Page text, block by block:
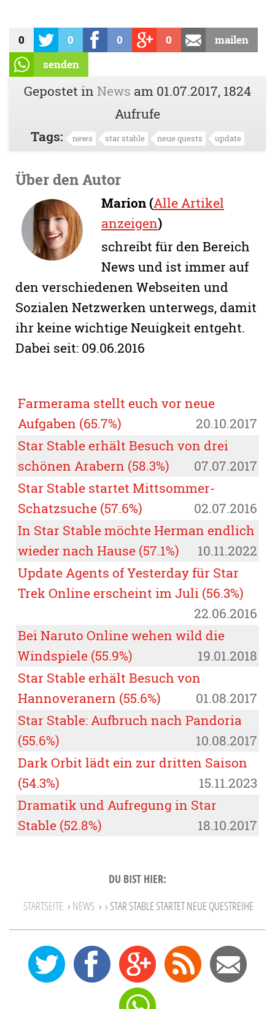
0 0 0 0
mailen
senden
Gepostet in News am 01.07.2017, 1824
Aufrufe
Tags:
news star stable neue quests update
Über den Autor
Marion (Alle Artikel
anzeigen)
schreibt für den Bereich
News und ist immer auf
den verschiedenen Webseiten und
Sozialen Netzwerken unterwegs, damit
ihr keine wichtige Neuigkeit entgeht.
Dabei seit: 09.06.2016
Farmerama stellt euch vor neue
Aufgaben (65.7%)
20.10.2017
Star Stable erhält Besuch von drei
schönen Arabern (58.3%)
07.07.2017
Star Stable startet Mittsommer-
Schatzsuche (57.6%)
02.07.2016
In Star Stable möchte Herman endlich
wieder nach Hause (57.1%)
10.11.2022
Update Agents of Yesterday für Star
Trek Online erscheint im Juli (56.3%)
22.06.2016
Bei Naruto Online wehen wild die
Windspiele (55.9%)
19.01.2018
Star Stable erhält Besuch von
Hannoveranern (55.6%)
01.08.2017
Star Stable: Aufbruch nach Pandoria
(55.6%)
10.08.2017
Dark Orbit lädt ein zur dritten Saison
(54.3%)
15.11.2023
Dramatik und Aufregung in Star
Stable (52.8%)
18.10.2017
DU BIST HIER:
STARTSEITE › NEWS › › STAR STABLE STARTET NEUE QUESTREIHE
0 12 27 Feed Mail
Send